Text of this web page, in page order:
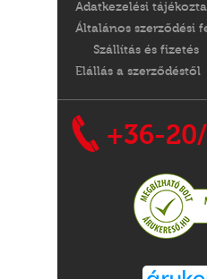
Adatkezelési
Általános szerződési
Szállítás és fizetés
Elállás a szerződéstől
+36-